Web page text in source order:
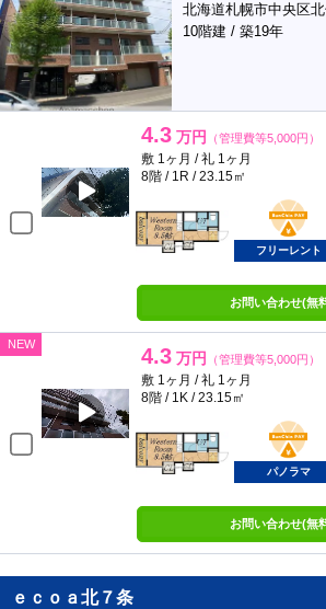
北海道札幌市中央区
10階建 / 築19年
4.3 万円 （管理費等5,000円）
敷 1ヶ月 / 礼 1ヶ月
8階 / 1R / 23.15㎡
フリーレント
お問い合わせ(無
NEW 4.3 万円 （管理費等5,000円）
敷 1ヶ月 / 礼 1ヶ月
8階 / 1K / 23.15㎡
パノラマ
お問い合わせ(無
ｅｃｏａ北７条